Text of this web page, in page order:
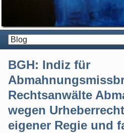
BGH: Indiz für
Rechtsanwälte
wegen
eigener Regie und